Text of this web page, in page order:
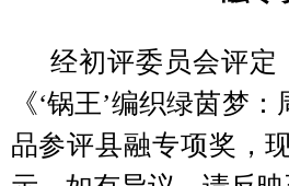
经初评委员会评定
《‘锅王’编织绿茵梦
品参评县融专项奖，